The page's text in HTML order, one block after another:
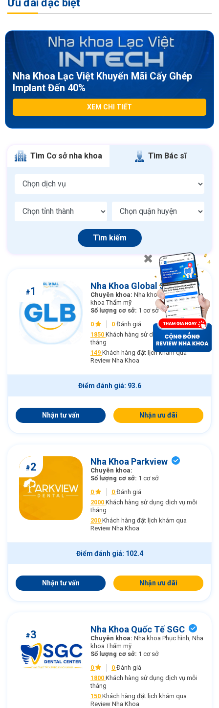
Ưu đãi đặc biệt
Nha Khoa Lạc Việt Khuyến Mãi Cấy Ghép
Implant Đến 40%
XEM CHI TIẾT
Tìm Cơ sở nha khoa Tìm Bác sĩ
Tìm kiếm
#1 Nha Khoa Global Smiles
Chuyên khoa: Nha khoa Phục hình, Nha
khoa Thẩm mỹ
Số lượng cơ sở: 1 cơ sở
0
0 Đánh giá
1850 Khách hàng sử dụng dịch vụ mỗi
tháng
149 Khách hàng đặt lịch khám qua
Review Nha Khoa
Điểm đánh giá: 93.6
Nhận tư vấn Nhận ưu đãi
#2 Nha Khoa Parkview
Chuyên khoa:
Số lượng cơ sở: 1 cơ sở
0
0 Đánh giá
2000 Khách hàng sử dụng dịch vụ mỗi
tháng
200 Khách hàng đặt lịch khám qua
Review Nha Khoa
Điểm đánh giá: 102.4
Nhận tư vấn Nhận ưu đãi
#3 Nha Khoa Quốc Tế SGC
Chuyên khoa: Nha khoa Phục hình, Nha
khoa Thẩm mỹ
Số lượng cơ sở: 1 cơ sở
0
0 Đánh giá
1800 Khách hàng sử dụng dịch vụ mỗi
tháng
150 Khách hàng đặt lịch khám qua
Review Nha Khoa